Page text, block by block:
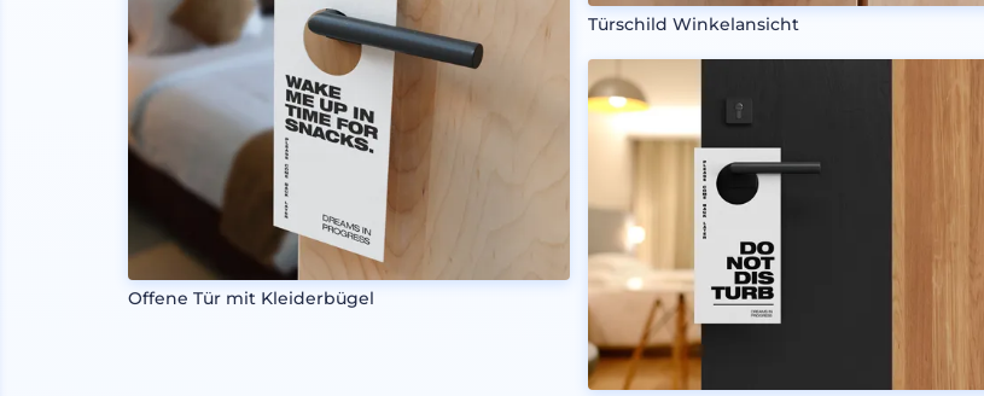
Offene Tür mit Kleiderbügel
Türschild Winkelansicht